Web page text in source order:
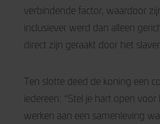
verbindende factor, waardoor
inclusiever werd dan alleen
direct zijn geraakt door het
Ten slotte deed de koning een
iedereen: “Stel je hart open
werken aan een samenleving